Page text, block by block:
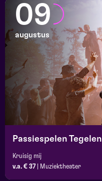
09
augustus
Passiespelen Tegelen
Kruisig mij
v.a. € 37
Muziektheater